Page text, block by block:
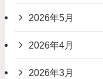
2026年5月
2026年4月
2026年3月